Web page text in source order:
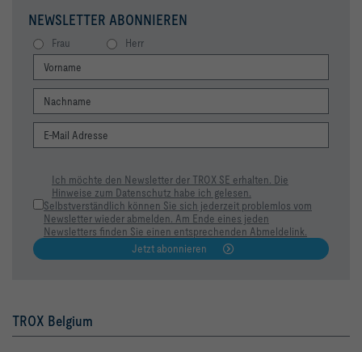
NEWSLETTER ABONNIEREN
Frau Herr
Ich möchte den Newsletter der TROX SE erhalten. Die
Hinweise zum Datenschutz habe ich gelesen.
Selbstverständlich können Sie sich jederzeit problemlos vom
Newsletter wieder abmelden. Am Ende eines jeden
Newsletters finden Sie einen entsprechenden Abmeldelink.
Jetzt abonnieren
TROX Belgium